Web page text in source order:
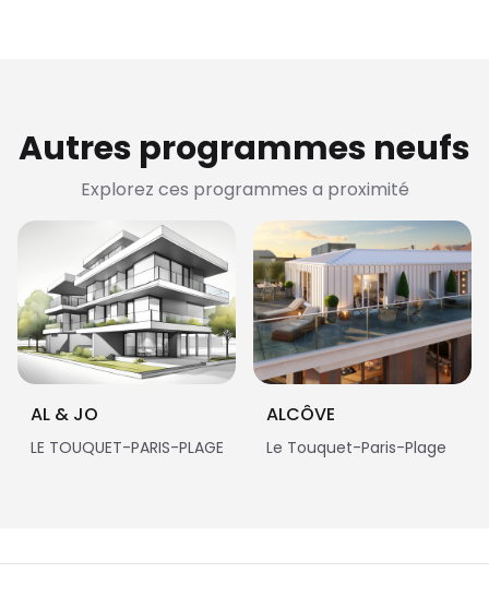
Autres programmes neufs
Explorez ces programmes a proximité
AL & JO
LE TOUQUET-PARIS-PLAGE
ALCÔVE
Le Touquet-Paris-Plage